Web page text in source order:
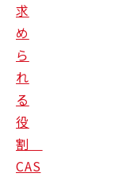
求
め
ら
れ
る
役
割
CAS